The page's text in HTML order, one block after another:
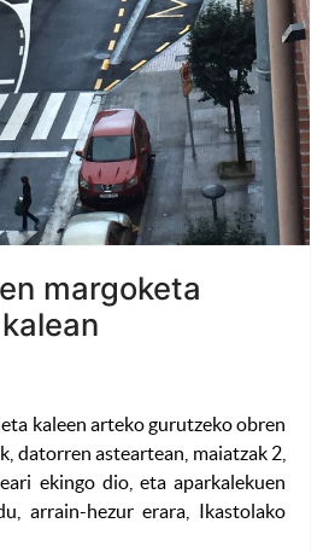
margoketa
kaleen arteko gurutzeko obren
datorren asteartean, maiatzak 2,
ekingo dio, eta aparkalekuen
arrain-hezur erara, Ikastolako